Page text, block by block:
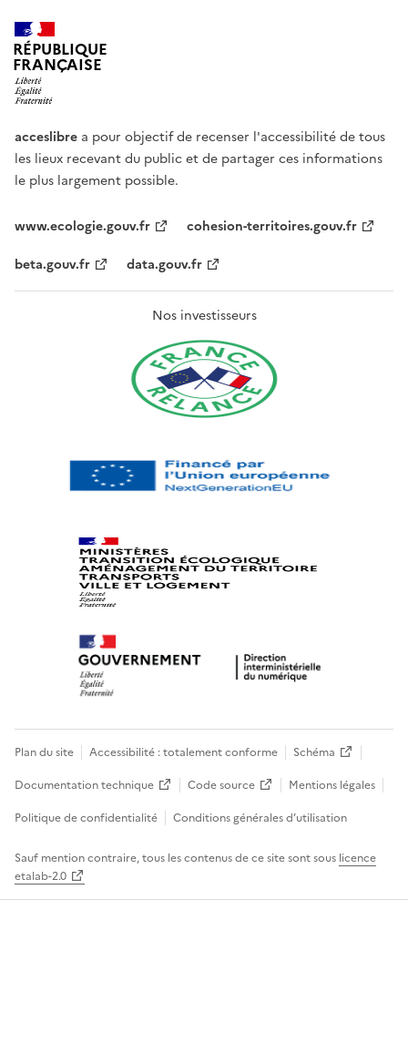
RÉPUBLIQUE
FRANÇAISE
acceslibre a pour objectif de recenser l'accessibilité de tous
les lieux recevant du public et de partager ces informations
le plus largement possible.
www.ecologie.gouv.fr
cohesion-territoires.gouv.fr
beta.gouv.fr
data.gouv.fr
Nos investisseurs
Plan du site Accessibilité : totalement conforme
Schéma
Documentation technique
Code source
Mentions légales
Politique de confidentialité
Conditions générales d’utilisation
Sauf mention contraire, tous les contenus de ce site sont sous licence
etalab-2.0